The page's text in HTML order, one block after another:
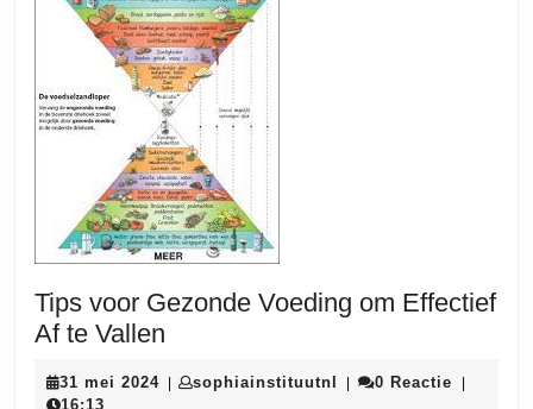
Tips voor Gezonde Voeding om Effectief
Af te Vallen
Gezonde
31 mei 202431| sophiainstituutnl sophiainstituutnl
| 0 Reactie |
16:13